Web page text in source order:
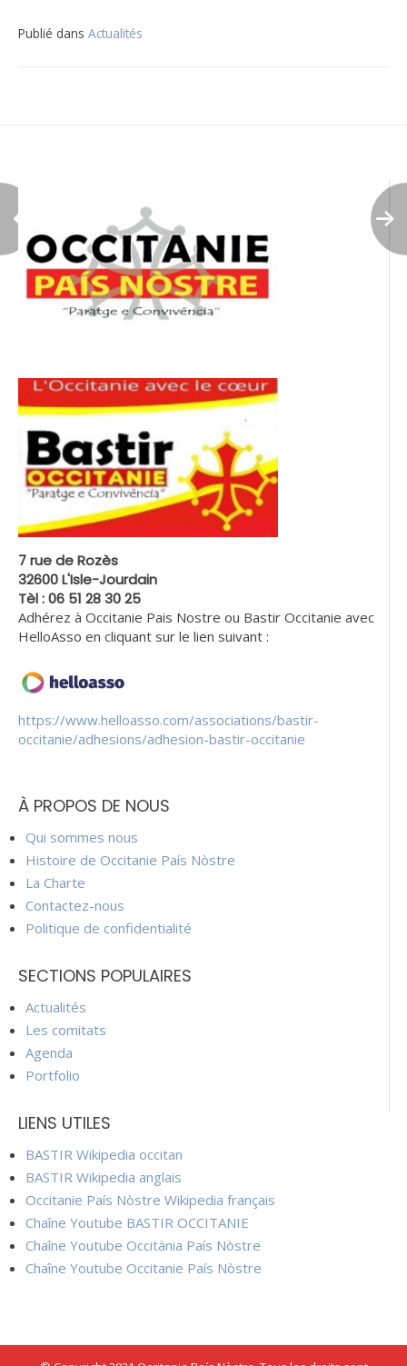
Publié dans Actualités
7 rue de Rozès
32600 L'Isle-Jourdain
Tèl : 06 51 28 30 25
Adhérez à Occitanie Pais Nostre ou Bastir Occitanie avec
HelloAsso en cliquant sur le lien suivant :
https://www.helloasso.com/associations/bastir-
occitanie/adhesions/adhesion-bastir-occitanie
À PROPOS DE NOUS
Qui sommes nous
Histoire de Occitanie País Nòstre
La Charte
Contactez-nous
Politique de confidentialité
SECTIONS POPULAIRES
Actualités
Les comitats
Agenda
Portfolio
LIENS UTILES
BASTIR Wikipedia occitan
BASTIR Wikipedia anglais
Occitanie País Nòstre Wikipedia français
Chaîne Youtube BASTIR OCCITANIE
Chaîne Youtube Occitània País Nòstre
Chaîne Youtube Occitanie País Nòstre